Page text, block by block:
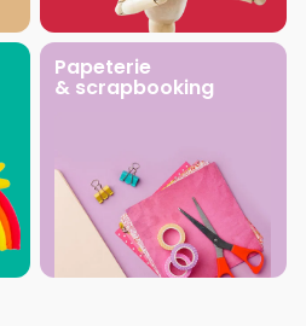
Papeterie
& scrapbooking